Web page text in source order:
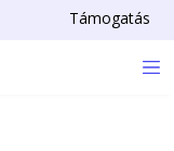
Támogatás